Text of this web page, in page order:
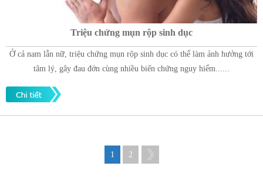
Triệu chứng mụn rộp sinh dục
Ở cả nam lẫn nữ, triệu chứng mụn rộp sinh dục có thể làm ảnh hưởng tới
tâm lý, gây đau đớn cùng nhiều biến chứng nguy hiểm......
1 2